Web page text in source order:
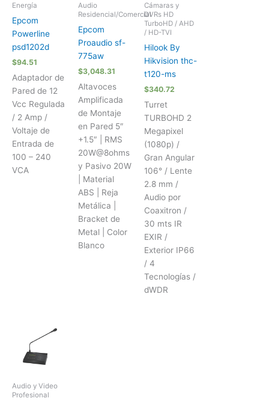
Energía
Epcom
Powerline
psd1202d
$94.51
Adaptador de
Pared de 12
Vcc Regulada
/ 2 Amp /
Voltaje de
Entrada de
100 – 240
VCA
Audio
Residencial/Comercial
Epcom
Proaudio sf-
775aw
$3,048.31
Altavoces
Amplificada
de Montaje
en Pared 5″
+1.5″ | RMS
20W@8ohms
y Pasivo 20W
| Material
ABS | Reja
Metálica |
Bracket de
Metal | Color
Blanco
Cámaras y
DVRs HD
TurboHD / AHD
/ HD-TVI
Hilook By
Hikvision thc-
t120-ms
$340.72
Turret
TURBOHD 2
Megapixel
(1080p) /
Gran Angular
106° / Lente
2.8 mm /
Audio por
Coaxitron /
30 mts IR
EXIR /
Exterior IP66
/ 4
Tecnologías /
dWDR
Audio y Video
Profesional